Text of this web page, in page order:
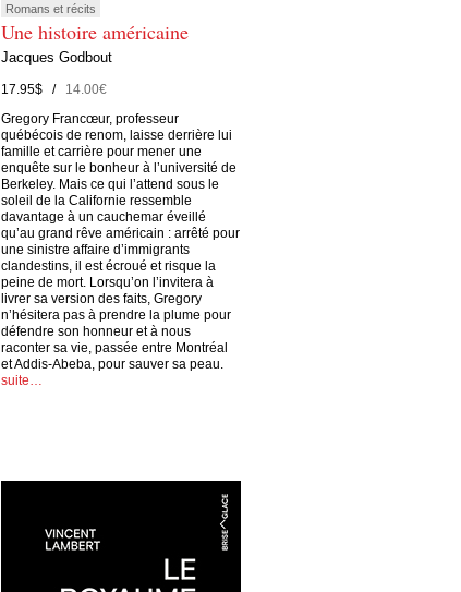
Romans et récits
Une histoire américaine
Jacques Godbout
17.95$ /14.00€
Gregory Francœur, professeur
québécois de renom, laisse derrière lui
famille et carrière pour mener une
enquête sur le bonheur à l’université de
Berkeley. Mais ce qui l’attend sous le
soleil de la Californie ressemble
davantage à un cauchemar éveillé
qu’au grand rêve américain : arrêté pour
une sinistre affaire d’immigrants
clandestins, il est écroué et risque la
peine de mort. Lorsqu’on l’invitera à
livrer sa version des faits, Gregory
n’hésitera pas à prendre la plume pour
défendre son honneur et à nous
raconter sa vie, passée entre Montréal
et Addis-Abeba, pour sauver sa peau.
suite…